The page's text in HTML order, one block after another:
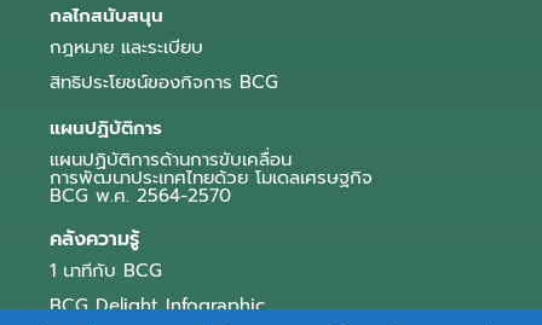
กลไกสนับสนุน
กฎหมาย และระเบียบ
สิทธิประโยชน์ของกิจการ BCG
แผนปฏิบัติการ
แผนปฏิบัติการด้านการขับเคลื่อน
การพัฒนาประเทศไทยด้วย โมเดลเศรษฐกิจ
BCG พ.ศ. 2564-2570
คลังความรู้
1 นาทีกับ BCG
BCG Delight Infographic